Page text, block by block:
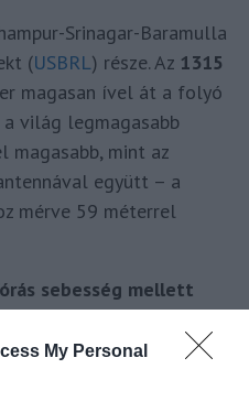
My Personal
Srinagar-Baramulla
(USBRL) része. Az 1315
magasan ível át a folyó
világ legmagasabb
magasabb, mint az
együtt – a
mérve 59 méterrel
sebesség mellett